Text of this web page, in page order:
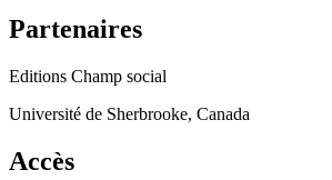
Partenaires
Editions Champ social
Université de Sherbrooke, Canada
Accès